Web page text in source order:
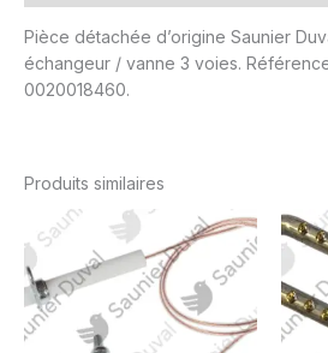
Pièce détachée d’origine Saunier
échangeur / vanne 3 voies.
0020018460.
Produits similaires